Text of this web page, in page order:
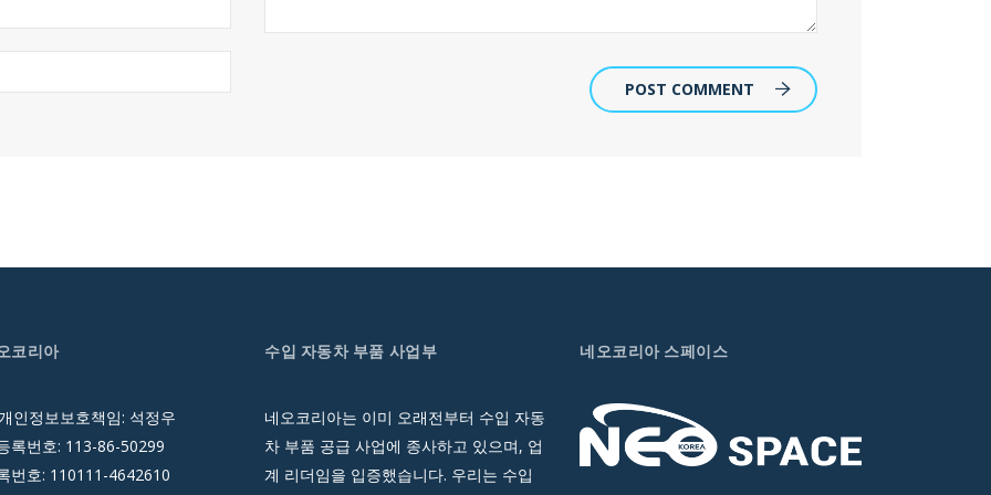
POST COMMENT
코리아
인정보보호책임: 석정우
록번호: 113-86-50299
번호: 110111-4642610
수입 자동차 부품 사업부
네오코리아는 이미 오래전부터 수입 자동
차 부품 공급 사업에 종사하고 있으며, 업
계 리더임을 입증했습니다. 우리는 수입
네오코리아 스페이스